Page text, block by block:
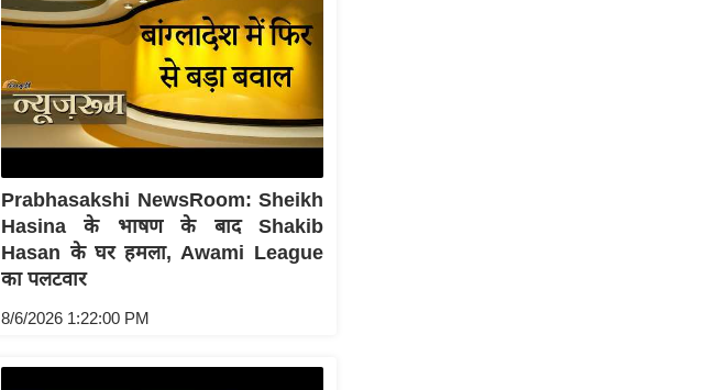
Prabhasakshi NewsRoom: Sheikh
Hasina के भाषण के बाद Shakib
Hasan के घर हमला, Awami League
का पलटवार
8/6/2026 1:22:00 PM